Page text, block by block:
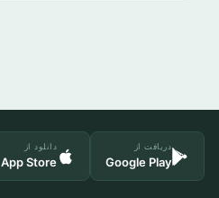
دریافت از
Google Play
دانلود از
App Store